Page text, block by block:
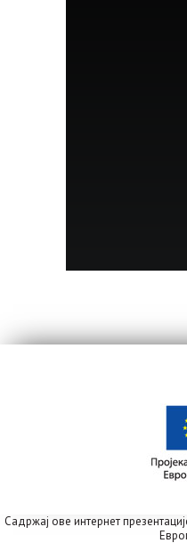
Садржај ове интернет